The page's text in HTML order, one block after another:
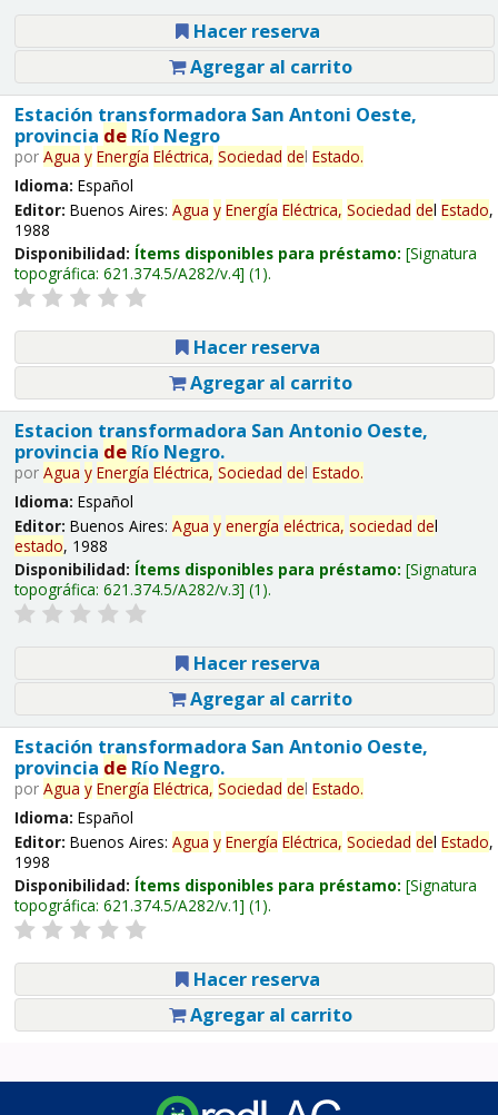
Hacer reserva
Agregar al carrito
Estación transformadora San Antoni Oeste,
provincia deRío Negro
por Agua y Energía Eléctrica, Sociedad del Estado.
Idioma: Español
Editor: Buenos Aires: Agua y Energía Eléctrica, Sociedad del Estado,
1988
Disponibilidad: Ítems disponibles para préstamo: Signatura
topográfica: 621.374.5/A282/v.4 (1).
Hacer reserva
Agregar al carrito
Estacion transformadora San Antonio Oeste,
provincia deRío Negro.
por Agua y Energía Eléctrica, Sociedad del Estado.
Idioma: Español
Editor: Buenos Aires: Agua y energía eléctrica, sociedad del
estado, 1988
Disponibilidad: Ítems disponibles para préstamo: Signatura
topográfica: 621.374.5/A282/v.3 (1).
Hacer reserva
Agregar al carrito
Estación transformadora San Antonio Oeste,
provincia deRío Negro.
por Agua y Energía Eléctrica, Sociedad del Estado.
Idioma: Español
Editor: Buenos Aires: Agua y Energía Eléctrica, Sociedad del Estado,
1998
Disponibilidad: Ítems disponibles para préstamo: Signatura
topográfica: 621.374.5/A282/v.1 (1).
Hacer reserva
Agregar al carrito